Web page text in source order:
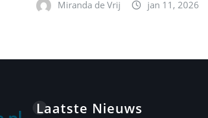
Miranda de Vrij jan 11, 2026
Laatste Nieuws